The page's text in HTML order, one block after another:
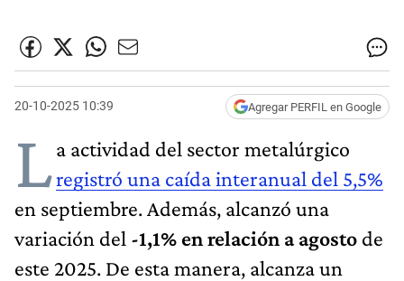
20-10-2025 10:39 Agregar PERFIL en Google
La actividad del sector metalúrgico
registró una caída interanual del 5,5%
en septiembre. Además, alcanzó una
variación del -1,1% en relación a agosto de
este 2025. De esta manera, alcanza un